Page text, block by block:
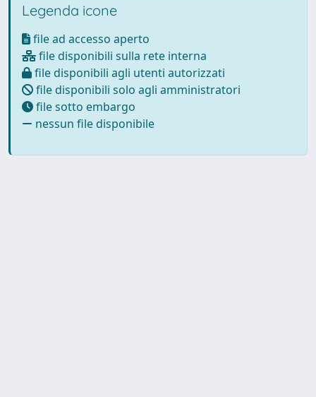
Legenda icone
file ad accesso aperto
file disponibili sulla rete interna
file disponibili agli utenti autorizzati
file disponibili solo agli amministratori
file sotto embargo
nessun file disponibile